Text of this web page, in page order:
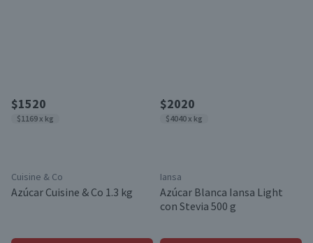
$1520
$1169 x kg
Cuisine & Co
Azúcar Cuisine & Co 1.3 kg
$2020
$4040 x kg
Iansa
Azúcar Blanca Iansa Light
con Stevia 500 g